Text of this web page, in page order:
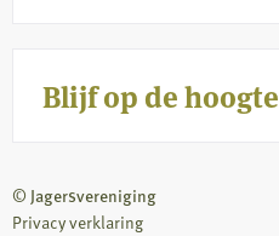
Blijf op de hoogte
© Jagersvereniging
Privacy verklaring